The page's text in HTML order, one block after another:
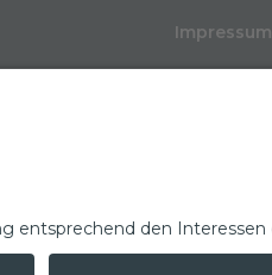
Impressum
Glossar